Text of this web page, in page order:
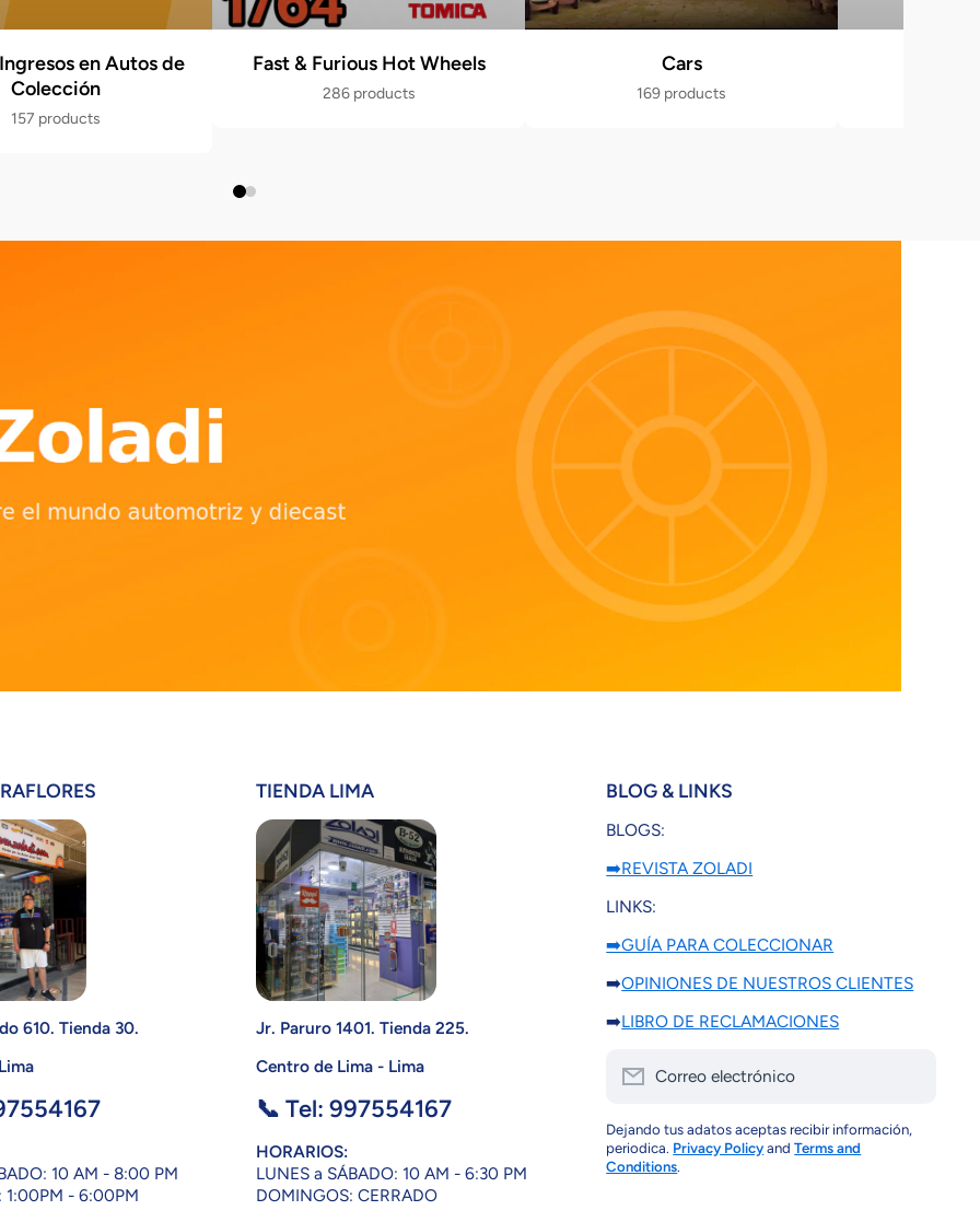
en Autos de
Colección
157 products
Fast & Furious Hot Wheels
286 products
Cars
169 products
610. Tienda 30.
10 AM - 8:00 PM
1:00PM - 6:00PM
TIENDA LIMA
Jr. Paruro 1401. Tienda 225.
Centro de Lima - Lima
📞 Tel: 997554167
HORARIOS:
LUNES a SÁBADO: 10 AM - 6:30 PM
DOMINGOS: CERRADO
BLOG & LINKS
BLOGS:
➡️REVISTA ZOLADI
LINKS:
➡️GUÍA PARA COLECCIONAR
➡️OPINIONES DE NUESTROS CLIENTES
➡️LIBRO DE RECLAMACIONES
Correo electrónico
Dejando tus adatos aceptas recibir información,
periodica. Privacy PolicyandTerms and
Conditions.